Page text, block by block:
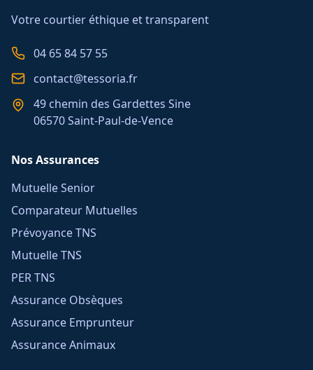
Votre courtier éthique et transparent
04 65 84 57 55
contact@tessoria.fr
49 chemin des Gardettes Sine
06570 Saint-Paul-de-Vence
Nos Assurances
Mutuelle Senior
Comparateur Mutuelles
Prévoyance TNS
Mutuelle TNS
PER TNS
Assurance Obsèques
Assurance Emprunteur
Assurance Animaux